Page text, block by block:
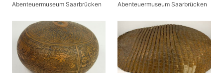
Abenteuermuseum Saarbrücken Abenteuermuseum Saarbrücken